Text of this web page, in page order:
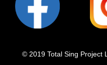
© 2019 Total Sing Project